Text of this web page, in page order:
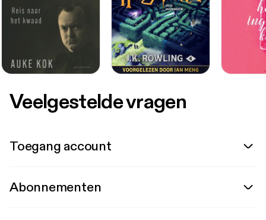
Veelgestelde vragen
Toegang account
Abonnementen